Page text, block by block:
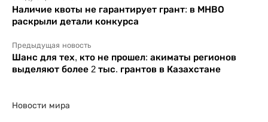
Наличие квоты не гарантирует грант: в МНВО
раскрыли детали конкурса
Предыдущая новость
Шанс для тех, кто не прошел: акиматы регионов
выделяют более 2 тыс. грантов в Казахстане
Новости мира